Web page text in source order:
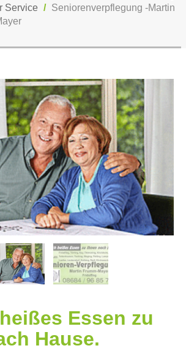
Service / Seniorenverpflegung -Martin
Essen zu
Hause.